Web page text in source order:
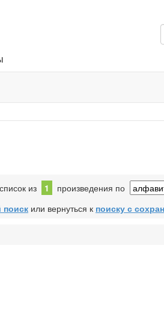
из 1
произведения по
или вернуться к поиску с